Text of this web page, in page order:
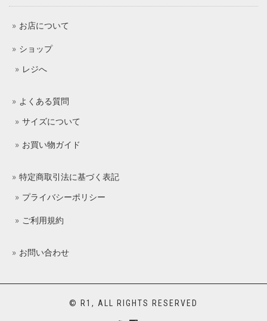
お店について
ショップ
レジへ
よくある質問
サイズについて
お買い物ガイド
特定商取引法に基づく表記
プライバシーポリシー
ご利用規約
お問い合わせ
© R1, ALL RIGHTS RESERVED